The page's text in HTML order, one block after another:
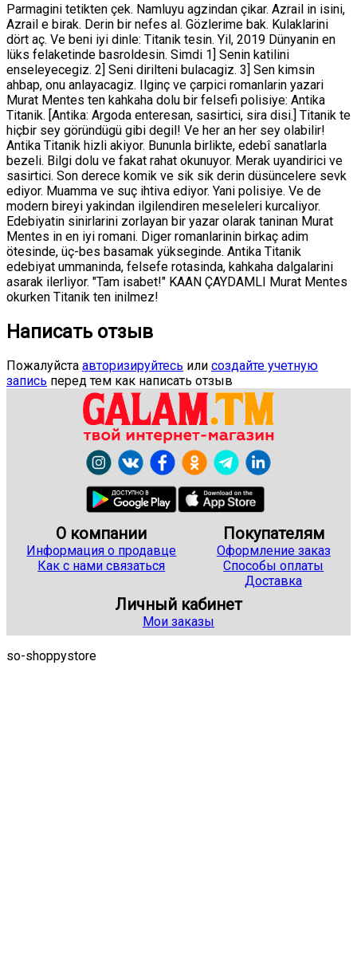
Parmagini tetikten çek. Namluyu agzindan çikar. Azrail in isini,
Azrail e birak. Derin bir nefes al. Gözlerime bak. Kulaklarini
dört aç. Ve beni iyi dinle: Titanik tesin. Yil, 2019 Dünyanin en
lüks felaketinde basroldesin. Simdi 1] Senin katilini
enseleyecegiz. 2] Seni dirilteni bulacagiz. 3] Sen kimsin
ahbap, onu anlayacagiz. Ilginç ve çarpici romanlarin yazari
Murat Mentes ten kahkaha dolu bir felsefi polisiye: Antika
Titanik. [Antika: Argoda enteresan, sasirtici, sira disi.] Titanik te
hiçbir sey göründügü gibi degil! Ve her an her sey olabilir!
Antika Titanik hizli akiyor. Bununla birlikte, edebî sanatlarla
bezeli. Bilgi dolu ve fakat rahat okunuyor. Merak uyandirici ve
sasirtici. Son derece komik ve sik sik derin düsüncelere sevk
ediyor. Muamma ve suç ihtiva ediyor. Yani polisiye. Ve de
modern bireyi yakindan ilgilendiren meseleleri kurcaliyor.
Edebiyatin sinirlarini zorlayan bir yazar olarak taninan Murat
Mentes in en iyi romani. Diger romanlarinin birkaç adim
ötesinde, üç-bes basamak yükseginde. Antika Titanik
edebiyat ummaninda, felsefe rotasinda, kahkaha dalgalarini
asarak ilerliyor. "Tam isabet!" KAAN ÇAYDAMLI Murat Mentes
okurken Titanik ten inilmez!
Написать отзыв
Пожалуйста авторизируйтесь или создайте учетную
запись перед тем как написать отзыв
О компании
Информация о продавце
Как с нами связаться
Покупателям
Оформление заказ
Способы оплаты
Доставка
Личный кабинет
Мои заказы
so-shoppystore